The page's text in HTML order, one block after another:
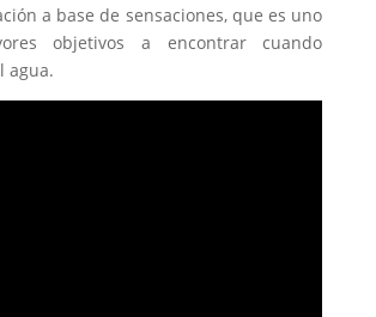
a base de sensaciones, que es uno
objetivos a encontrar cuando
agua.